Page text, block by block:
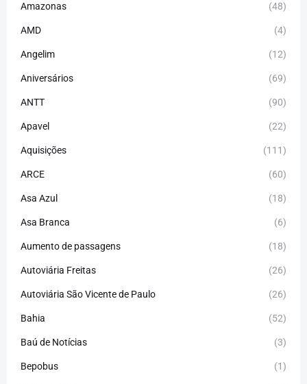
Amazonas (48)
AMD (4)
Angelim (12)
Aniversários (69)
ANTT (90)
Apavel (22)
Aquisições (111)
ARCE (60)
Asa Azul (18)
Asa Branca (6)
Aumento de passagens (18)
Autoviária Freitas (26)
Autoviária São Vicente de Paulo (26)
Bahia (52)
Baú de Notícias (3)
Bepobus (1)